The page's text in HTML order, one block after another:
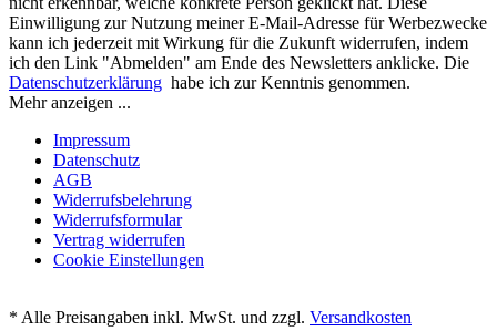
Einwilligung zur Nutzung meiner E-Mail-Adresse für Werbezwecke
kann ich jederzeit mit Wirkung für die Zukunft widerrufen, indem
ich den Link "Abmelden" am Ende des Newsletters anklicke. Die
Datenschutzerklärung habe ich zur Kenntnis genommen.
Mehr anzeigen ...
Impressum
Datenschutz
AGB
Widerrufsbelehrung
Widerrufsformular
Vertrag widerrufen
Cookie Einstellungen
* Alle Preisangaben inkl. MwSt. und zzgl. Versandkosten